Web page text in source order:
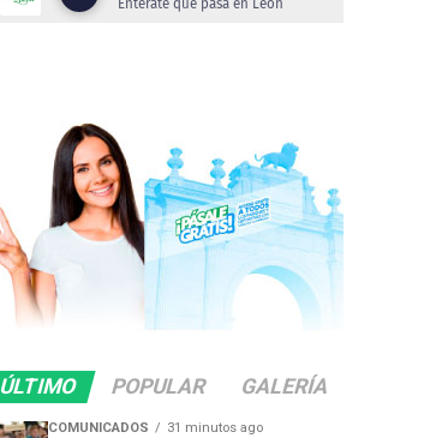
ÚLTIMO POPULAR GALERÍA
COMUNICADOS 31 minutos ago